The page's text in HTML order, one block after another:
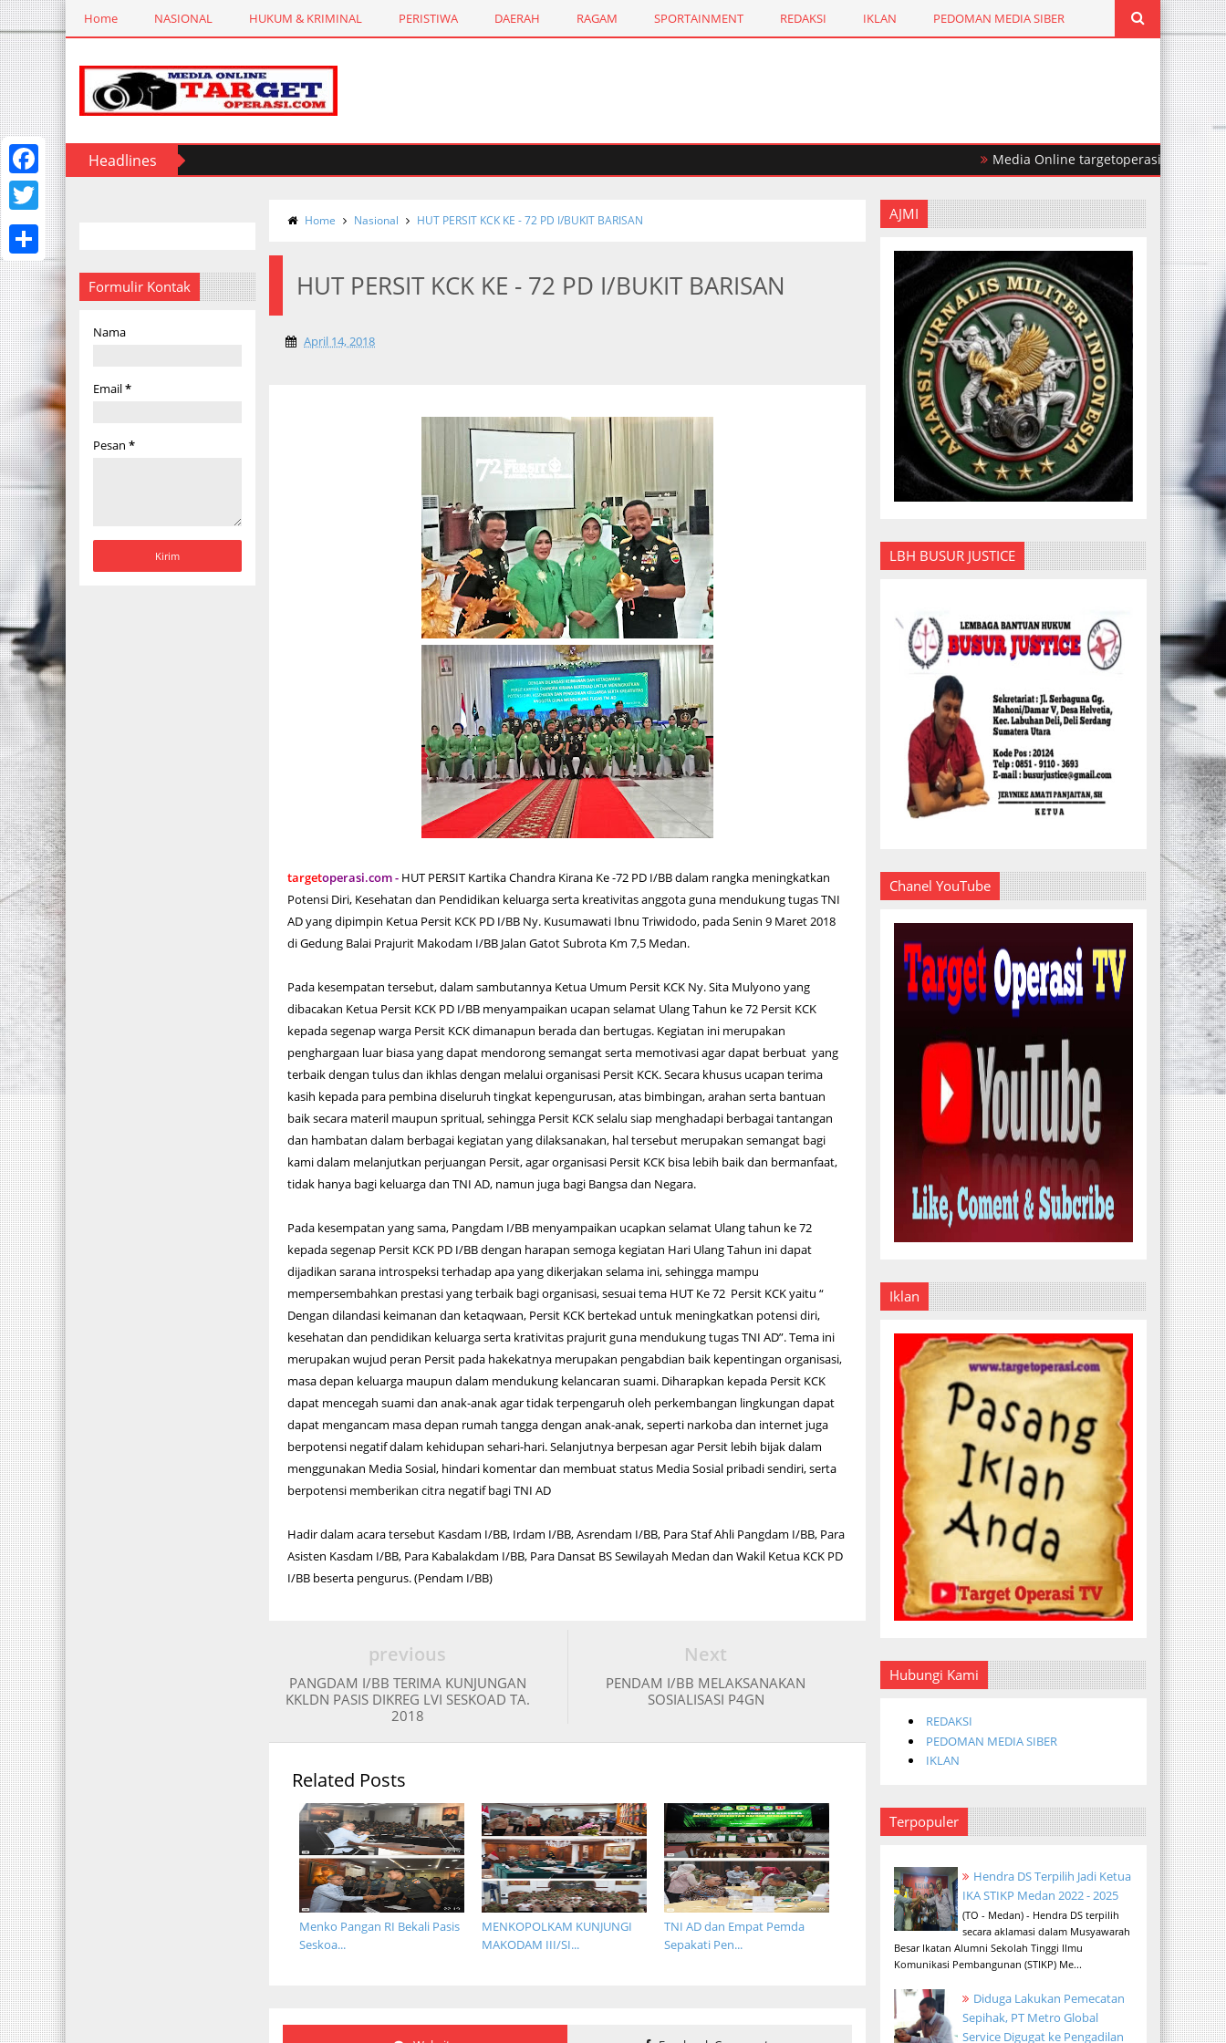
Home NASIONAL HUKUM & KRIMINAL PERISTIWA DAERAH RAGAM SPORTAINMENT REDAKSI IKLAN PEDOMAN MEDIA SIBER
Headlines Media Online targetoperasi.com
F
e
b
o
o
k
T
w
i
t
t
e
r
S
h
a
r
e
Formulir Kontak
Nama
Email*
Pesan *
Home Nasional HUT PERSIT KCK KE - 72 PD I/BUKIT BARISAN
HUT PERSIT KCK KE - 72 PD I/BUKIT BARISAN
April 14, 2018
targetoperasi.com - HUT PERSIT Kartika Chandra Kirana Ke -72 PD I/BB dalam rangka meningkatkan
Potensi Diri, Kesehatan dan Pendidikan keluarga serta kreativitas anggota guna mendukung tugas TNI
AD yang dipimpin Ketua Persit KCK PD I/BB Ny. Kusumawati Ibnu Triwidodo, pada Senin 9 Maret 2018
di Gedung Balai Prajurit Makodam I/BB Jalan Gatot Subrota Km 7,5 Medan.
Pada kesempatan tersebut, dalam sambutannya Ketua Umum Persit KCK Ny. Sita Mulyono yang
dibacakan Ketua Persit KCK PD I/BB menyampaikan ucapan selamat Ulang Tahun ke 72 Persit KCK
kepada segenap warga Persit KCK dimanapun berada dan bertugas. Kegiatan ini merupakan
penghargaan luar biasa yang dapat mendorong semangat serta memotivasi agar dapat berbuat yang
terbaik dengan tulus dan ikhlas dengan melalui organisasi Persit KCK. Secara khusus ucapan terima
kasih kepada para pembina diseluruh tingkat kepengurusan, atas bimbingan, arahan serta bantuan
baik secara materil maupun spritual, sehingga Persit KCK selalu siap menghadapi berbagai tantangan
dan hambatan dalam berbagai kegiatan yang dilaksanakan, hal tersebut merupakan semangat bagi
kami dalam melanjutkan perjuangan Persit, agar organisasi Persit KCK bisa lebih baik dan bermanfaat,
tidak hanya bagi keluarga dan TNI AD, namun juga bagi Bangsa dan Negara.
Pada kesempatan yang sama, Pangdam I/BB menyampaikan ucapkan selamat Ulang tahun ke 72
kepada segenap Persit KCK PD I/BB dengan harapan semoga kegiatan Hari Ulang Tahun ini dapat
dijadikan sarana introspeksi terhadap apa yang dikerjakan selama ini, sehingga mampu
mempersembahkan prestasi yang terbaik bagi organisasi, sesuai tema HUT Ke 72 Persit KCK yaitu “
Dengan dilandasi keimanan dan ketaqwaan, Persit KCK bertekad untuk meningkatkan potensi diri,
kesehatan dan pendidikan keluarga serta krativitas prajurit guna mendukung tugas TNI AD”. Tema ini
merupakan wujud peran Persit pada hakekatnya merupakan pengabdian baik kepentingan organisasi,
masa depan keluarga maupun dalam mendukung kelancaran suami. Diharapkan kepada Persit KCK
dapat mencegah suami dan anak-anak agar tidak terpengaruh oleh perkembangan lingkungan dapat
dapat mengancam masa depan rumah tangga dengan anak-anak, seperti narkoba dan internet juga
berpotensi negatif dalam kehidupan sehari-hari. Selanjutnya berpesan agar Persit lebih bijak dalam
menggunakan Media Sosial, hindari komentar dan membuat status Media Sosial pribadi sendiri, serta
berpotensi memberikan citra negatif bagi TNI AD
Hadir dalam acara tersebut Kasdam I/BB, Irdam I/BB, Asrendam I/BB, Para Staf Ahli Pangdam I/BB, Para
Asisten Kasdam I/BB, Para Kabalakdam I/BB, Para Dansat BS Sewilayah Medan dan Wakil Ketua KCK PD
I/BB beserta pengurus. (Pendam I/BB)
Next
PENDAM I/BB MELAKSANAKAN
SOSIALISASI P4GN
previous
PANGDAM I/BB TERIMA KUNJUNGAN
KKLDN PASIS DIKREG LVI SESKOAD TA.
2018
Related Posts
TNI AD dan Empat Pemda
Sepakati Pen...
MENKOPOLKAM KUNJUNGI
MAKODAM III/SI...
Menko Pangan RI Bekali Pasis
Seskoa...
AJMI
LBH BUSUR JUSTICE
Chanel YouTube
Iklan
Hubungi Kami
REDAKSI
PEDOMAN MEDIA SIBER
IKLAN
Terpopuler
Hendra DS Terpilih Jadi Ketua
IKA STIKP Medan 2022 - 2025
(TO - Medan) - Hendra DS terpilih
secara aklamasi dalam Musyawarah
Besar Ikatan Alumni Sekolah Tinggi Ilmu
Komunikasi Pembangunan (STIKP) Me...
Diduga Lakukan Pemecatan
Sepihak, PT Metro Global
Service Digugat ke Pengadilan